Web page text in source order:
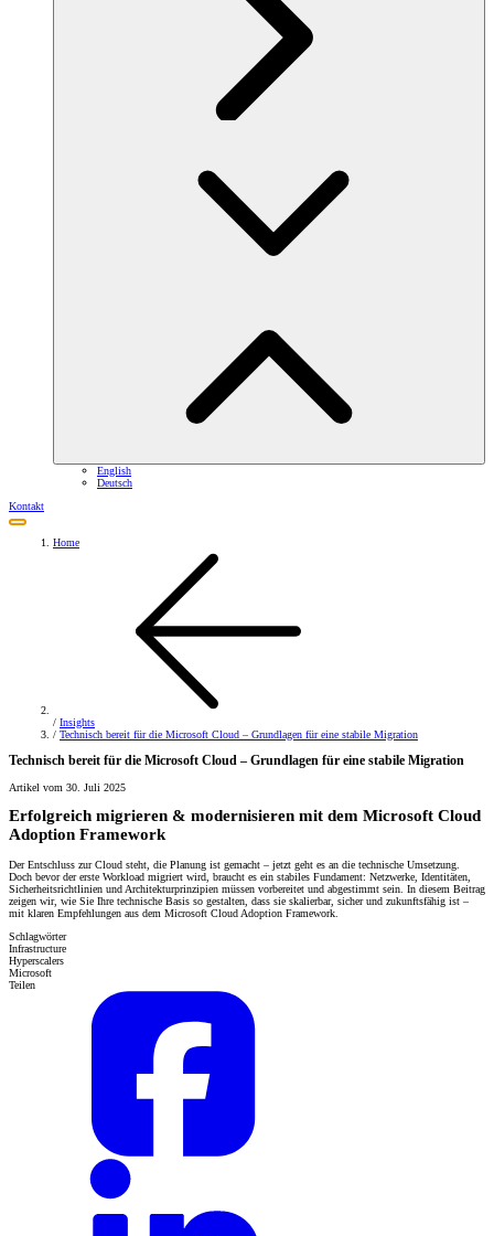
English
Deutsch
Kontakt
Home
/ Insights
/ Technisch bereit für die Microsoft Cloud – Grundlagen für eine stabile Migration
Technisch bereit für die Microsoft Cloud – Grundlagen für eine stabile Migration
Artikel vom 30. Juli 2025
Erfolgreich migrieren & modernisieren mit dem Microsoft Cloud
Adoption Framework
Der Entschluss zur Cloud steht, die Planung ist gemacht – jetzt geht es an die technische Umsetzung.
Doch bevor der erste Workload migriert wird, braucht es ein stabiles Fundament: Netzwerke, Identitäten,
Sicherheitsrichtlinien und Architekturprinzipien müssen vorbereitet und abgestimmt sein. In diesem Beitrag
zeigen wir, wie Sie Ihre technische Basis so gestalten, dass sie skalierbar, sicher und zukunftsfähig ist –
mit klaren Empfehlungen aus dem Microsoft Cloud Adoption Framework.
Schlagwörter
Infrastructure
Hyperscalers
Microsoft
Teilen